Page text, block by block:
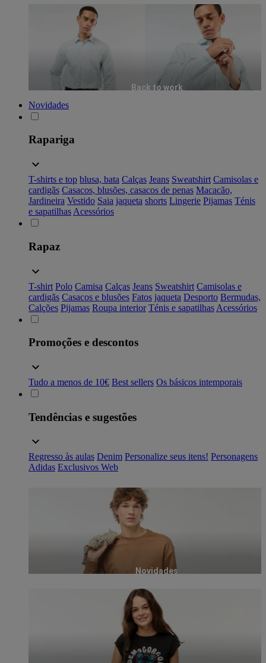
Back to work
Novidades
Rapariga
T-shirts e top blusa, bata Calças Jeans Sweatshirt Camisolas e
cardigãs Casacos, blusões, casacos de penas Macacão,
Jardineira Vestido Saia jaqueta shorts Lingerie Pijamas Ténis
e sapatilhas Acessórios
Rapaz
T-shirt Polo Camisa Calças Jeans Sweatshirt Camisolas e
cardigãs Casacos e blusões Fatos jaqueta Desporto Bermudas,
Calções Pijamas Roupa interior Ténis e sapatilhas Acessórios
Promoções e descontos
Tudo a menos de 10€ Best sellers Os básicos intemporais
Tendências e sugestões
Regresso às aulas Denim Personalize seus itens! Personagens
Adidas Exclusivos Web
Novidades